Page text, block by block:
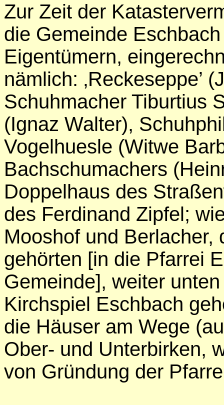
Zur Zeit der
die Gemeinde
Eigentümern,
nämlich: ‚Reckeseppe’
Schuhmacher Tiburtius
(Ignaz Walter),
Vogelhuesle (Witwe
Bachschumachers
Doppelhaus des
des Ferdinand Zipfel;
Mooshof und
gehörten [in die Pfarrei
Gemeinde], weiter
Kirchspiel Eschbach
die Häuser am Wege
Ober- und Unterbirken,
von Gründung der